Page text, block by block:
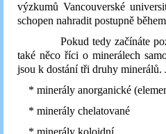
výzkumů Vancouverské
schopen nahradit postupně
Pokud tedy začínáte
také něco říci o minerálech
jsou k dostání tři druhy minerálů.
* minerály anorganické
* minerály chelatované
* minerály koloidní